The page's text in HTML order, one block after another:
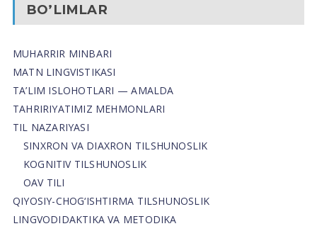
BO’LIMLAR
MUHARRIR MINBARI
MATN LINGVISTIKASI
TA’LIM ISLOHOTLARI — AMALDA
TAHRIRIYATIMIZ MEHMONLARI
TIL NAZARIYASI
SINXRON VA DIAXRON TILSHUNOSLIK
KOGNITIV TILSHUNOSLIK
OAV TILI
QIYOSIY-CHOG‘ISHTIRMA TILSHUNOSLIK
LINGVODIDAKTIKA VA METODIKA